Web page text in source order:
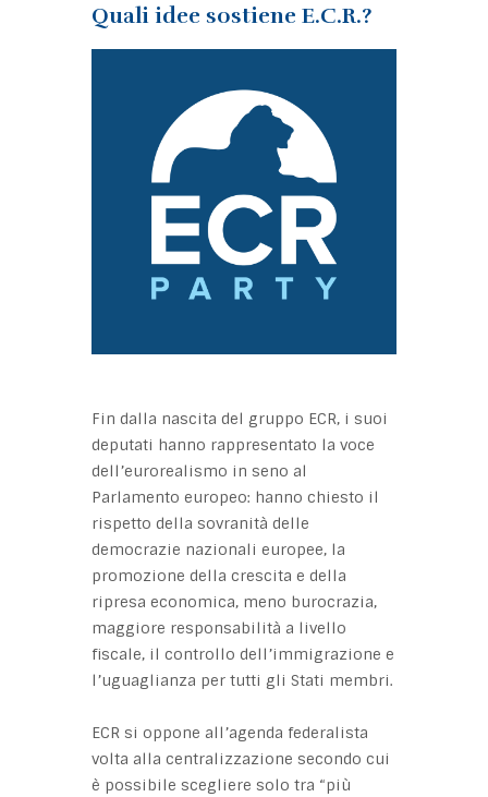
Quali idee sostiene E.C.R.?
Fin dalla nascita del gruppo ECR, i suoi
deputati hanno rappresentato la voce
dell’eurorealismo in seno al
Parlamento europeo: hanno chiesto il
rispetto della sovranità delle
democrazie nazionali europee, la
promozione della crescita e della
ripresa economica, meno burocrazia,
maggiore responsabilità a livello
fiscale, il controllo dell’immigrazione e
l’uguaglianza per tutti gli Stati membri.
ECR si oppone all’agenda federalista
volta alla centralizzazione secondo cui
è possibile scegliere solo tra “più